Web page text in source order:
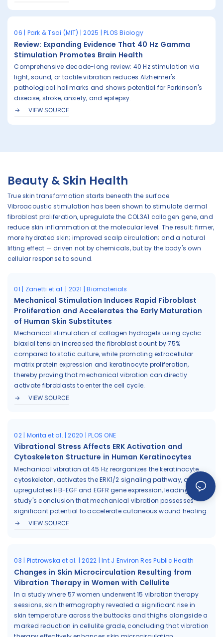
06 | Park & Tsai (MIT) | 2025 | PLOS Biology
Review: Expanding Evidence That 40 Hz Gamma
Stimulation Promotes Brain Health
Comprehensive decade-long review: 40 Hz stimulation via
light, sound, or tactile vibration reduces Alzheimer's
pathological hallmarks and shows potential for Parkinson's
disease, stroke, anxiety, and epilepsy.
VIEW SOURCE
Beauty & Skin Health
True skin transformation starts beneath the surface.
Vibroacoustic stimulation has been shown to stimulate dermal
fibroblast proliferation, upregulate the COL3A1 collagen gene, and
reduce skin inflammation at the molecular level. The result: firmer,
more hydrated skin; improved scalp circulation; and a natural
lifting effect — driven not by chemicals, but by the body's own
cellular response to sound.
01 | Zanetti et al. | 2021 | Biomaterials
Mechanical Stimulation Induces Rapid Fibroblast
Proliferation and Accelerates the Early Maturation
of Human Skin Substitutes
Mechanical stimulation of collagen hydrogels using cyclic
biaxial tension increased the fibroblast count by 75%
compared to static culture, while promoting extracellular
matrix protein expression and keratinocyte proliferation,
thereby proving that mechanical vibration can directly
activate fibroblasts to enter the cell cycle.
VIEW SOURCE
02 | Morita et al. | 2020 | PLOS ONE
Vibrational Stress Affects ERK Activation and
Cytoskeleton Structure in Human Keratinocytes
Mechanical vibration at 45 Hz reorganizes the keratinocyte
cytoskeleton, activates the ERK1/2 signaling pathway, and
upregulates HB-EGF and EGFR gene expression, leading to the
study's conclusion that mechanical vibration possesses
significant potential to accelerate cutaneous wound healing.
VIEW SOURCE
03 | Piotrowska et al. | 2022 | Int J Environ Res Public Health
Changes in Skin Microcirculation Resulting from
Vibration Therapy in Women with Cellulite
In a study where 57 women underwent 15 vibration therapy
sessions, skin thermography revealed a significant rise in
skin temperature across the buttocks and thighs alongside a
marked reduction in cellulite grade, concluding that vibration